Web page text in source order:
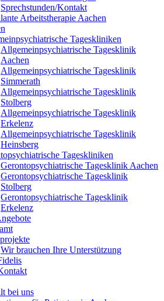
Sprechstunden/Kontakt
Arbeitstherapie Aachen
Tageskliniken
Allgemeinpsychiatrische Tagesklinik
Aachen
Allgemeinpsychiatrische Tagesklinik
Simmerath
Allgemeinpsychiatrische Tagesklinik
Stolberg
Allgemeinpsychiatrische Tagesklinik
Erkelenz
Allgemeinpsychiatrische Tagesklinik
Heinsberg
Tageskliniken
Gerontopsychiatrische Tagesklinik Aachen
Gerontopsychiatrische Tagesklinik
Stolberg
Gerontopsychiatrische Tagesklinik
Erkelenz
Wir brauchen Ihre Unterstützung
bei uns